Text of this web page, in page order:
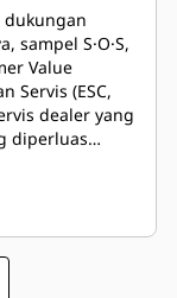
dukungan
S·O·S,
Value
Servis (ESC,
dealer yang
diperluas